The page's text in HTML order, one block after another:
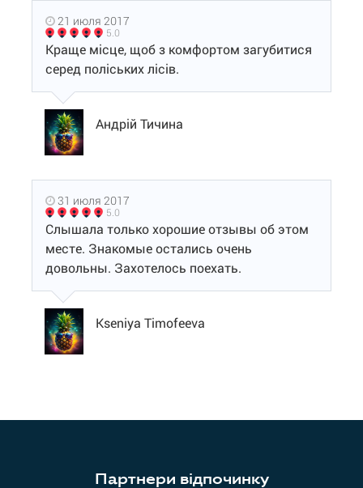
21 июля 2017
5.0
Краще місце, щоб з комфортом загубитися
серед поліських лісів.
Андрій Тичина
31 июля 2017
5.0
Слышала только хорошие отзывы об этом
месте. Знакомые остались очень
довольны. Захотелось поехать.
Kseniya Timofeeva
Партнери відпочинку